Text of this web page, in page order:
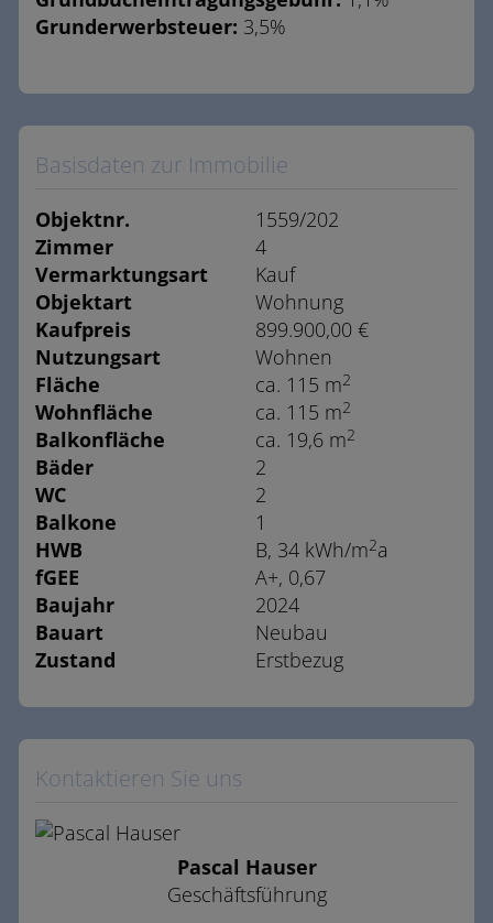
Grunderwerbsteuer: 3,5%
Basisdaten zur Immobilie
Objektnr.
1559/202
Zimmer
4
Vermarktungsart
Kauf
Objektart
Wohnung
Kaufpreis
899.900,00 €
Nutzungsart
Wohnen
Fläche
ca. 115 m2
Wohnfläche ca. 115 m2
Balkonfläche ca. 19,6 m2
Bäder
2
WC
2
Balkone
1
HWB
B, 34 kWh/m2a
fGEE
A+, 0,67
Baujahr
2024
Bauart
Neubau
Zustand
Erstbezug
Kontaktieren Sie uns
Pascal Hauser
Geschäftsführung